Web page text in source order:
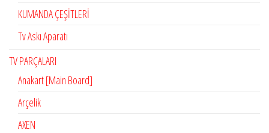
KUMANDA ÇEŞİTLERİ
Tv Askı Aparatı
TV PARÇALARI
Anakart [Main Board]
Arçelik
AXEN